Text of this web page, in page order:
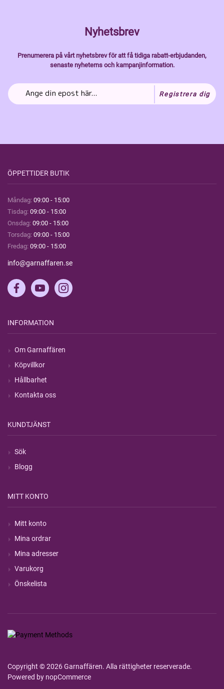
Nyhetsbrev
Prenumerera på vårt nyhetsbrev för att få tidiga rabatt-erbjudanden,
senaste nyheterns och kampanjinformation.
Registrera dig
ÖPPETTIDER BUTIK
Måndag: 09:00 - 15:00
Tisdag: 09:00 - 15:00
Onsdag: 09:00 - 15:00
Torsdag: 09:00 - 15:00
Fredag: 09:00 - 15:00
info@garnaffaren.se
INFORMATION
Om Garnaffären
Köpvillkor
Hållbarhet
Kontakta oss
KUNDTJÄNST
Sök
Blogg
MITT KONTO
Mitt konto
Mina ordrar
Mina adresser
Varukorg
Önskelista
Copyright © 2026 Garnaffären. Alla rättigheter reserverade.
Powered by nopCommerce